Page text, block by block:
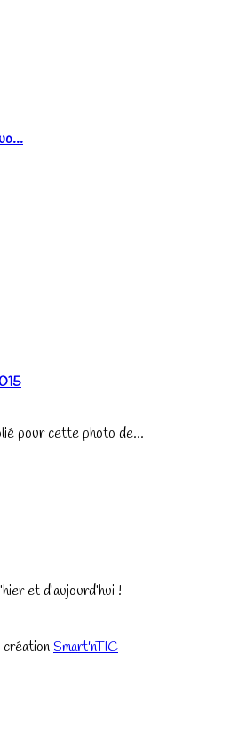
pour cette photo de...
et d’aujourd’hui !
Smart'nTIC